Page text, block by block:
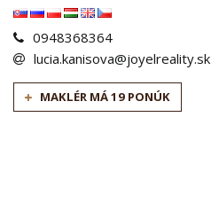
0948368364
lucia.kanisova@joyelreality.sk
MAKLÉR MÁ 19 PONÚK